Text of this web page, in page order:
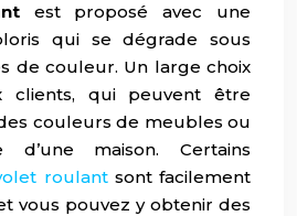
est proposé avec une
qui se dégrade sous
de couleur. Un large choix
clients, qui peuvent être
couleurs de meubles ou
maison. Certains
roulantsont facilement
vous pouvez y obtenir des